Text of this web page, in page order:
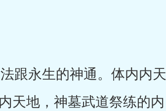
跟永生的神通。体内内天
天地，神墓武道祭练的内